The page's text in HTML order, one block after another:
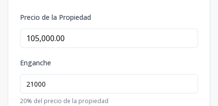
Precio de la Propiedad
Enganche
20% del precio de la propiedad